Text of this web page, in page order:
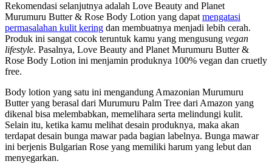
Rekomendasi selanjutnya adalah Love Beauty and Planet
Murumuru Butter & Rose Body Lotion yang dapat mengatasi
permasalahan kulit kering dan membuatnya menjadi lebih cerah.
Produk ini sangat cocok teruntuk kamu yang mengusung vegan
lifestyle. Pasalnya, Love Beauty and Planet Murumuru Butter &
Rose Body Lotion ini menjamin produknya 100% vegan dan cruetly
free.
Body lotion yang satu ini mengandung Amazonian Murumuru
Butter yang berasal dari Murumuru Palm Tree dari Amazon yang
dikenal bisa melembabkan, memelihara serta melindungi kulit.
Selain itu, ketika kamu melihat desain produknya, maka akan
terdapat desain bunga mawar pada bagian labelnya. Bunga mawar
ini berjenis Bulgarian Rose yang memiliki harum yang lebut dan
menyegarkan.